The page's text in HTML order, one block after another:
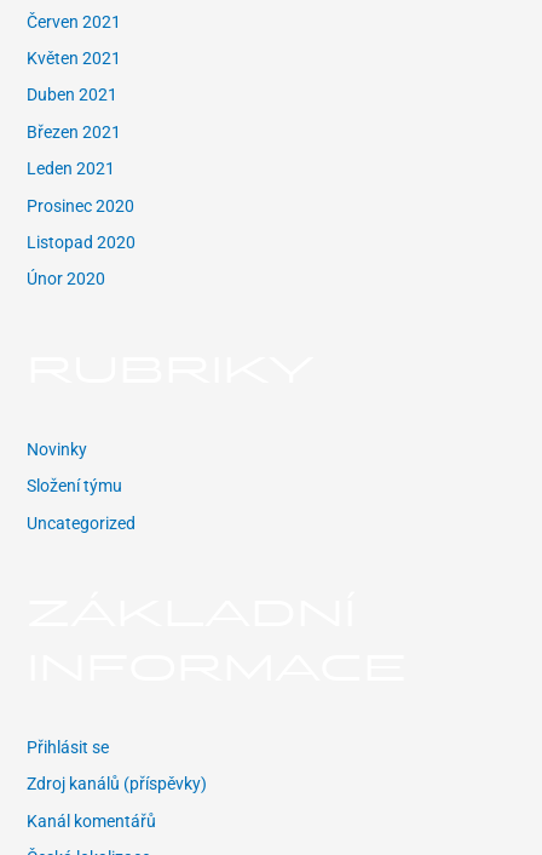
Červen 2021
Květen 2021
Duben 2021
Březen 2021
Leden 2021
Prosinec 2020
Listopad 2020
Únor 2020
Novinky
Složení týmu
Uncategorized
Přihlásit se
Zdroj kanálů (příspěvky)
Kanál komentářů